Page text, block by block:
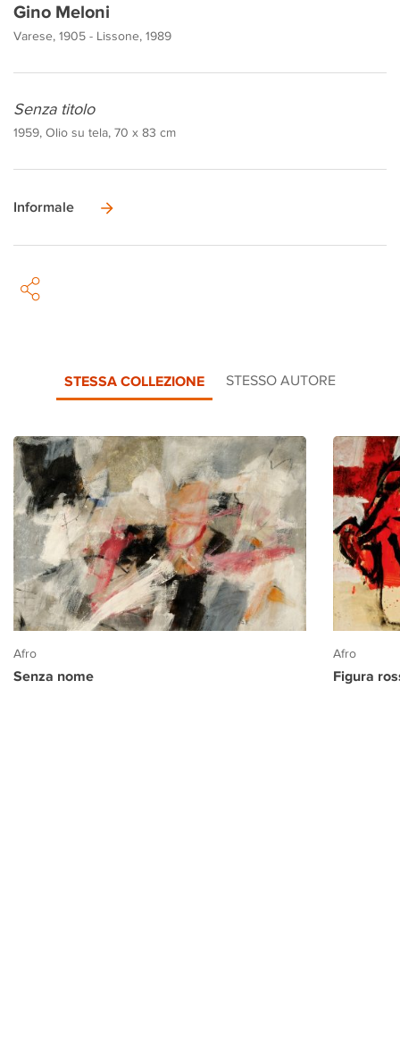
Gino Meloni
Varese, 1905 - Lissone, 1989
Senza titolo
1959, Olio su tela, 70 x 83 cm
Informale
STESSA COLLEZIONE STESSO AUTORE
Afro
Senza nome
Afro
Figura